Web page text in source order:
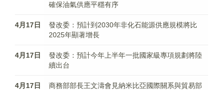
確保油氣供應平穩有序
4月17日
發改委：預計到2030年非化石能源供應規模將比
2025年顯著增長
4月17日
發改委：預計今年上半年一批國家級專項規劃將陸
續出台
4月17日
商務部部長王文濤會見納米比亞國際關系與貿易部